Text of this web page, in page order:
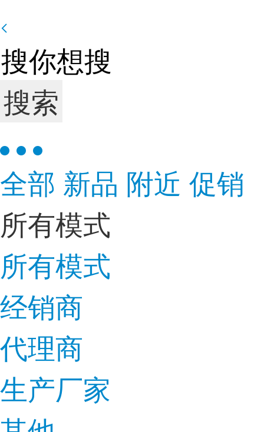
搜索
全部 新品 附近 促销
所有模式
所有模式
经销商
代理商
生产厂家